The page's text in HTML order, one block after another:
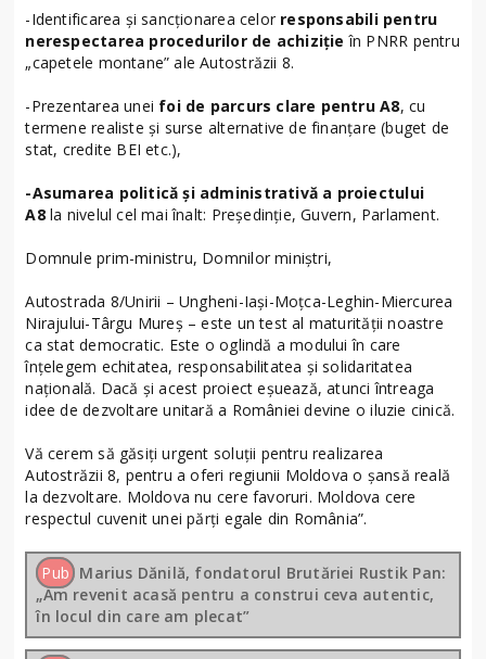
-Identificarea și sancționarea celor responsabili pentru
nerespectarea procedurilor de achiziție în PNRR pentru
„capetele montane” ale Autostrăzii 8.
-Prezentarea unei foi de parcurs clare pentru A8, cu
termene realiste și surse alternative de finanțare (buget de
stat, credite BEI etc.),
-Asumarea politică și administrativă a proiectului
A8la nivelul cel mai înalt: Președinție, Guvern, Parlament.
Domnule prim-ministru, Domnilor miniștri,
Autostrada 8/Unirii – Ungheni-Iași-Moțca-Leghin-Miercurea
Nirajului-Târgu Mureș – este un test al maturității noastre
ca stat democratic. Este o oglindă a modului în care
înțelegem echitatea, responsabilitatea și solidaritatea
națională. Dacă și acest proiect eșuează, atunci întreaga
idee de dezvoltare unitară a României devine o iluzie cinică.
Vă cerem să găsiți urgent soluții pentru realizarea
Autostrăzii 8, pentru a oferi regiunii Moldova o șansă reală
la dezvoltare. Moldova nu cere favoruri. Moldova cere
respectul cuvenit unei părți egale din România”.
Pub Marius Dănilă, fondatorul Brutăriei Rustik Pan:
„Am revenit acasă pentru a construi ceva autentic,
în locul din care am plecat”